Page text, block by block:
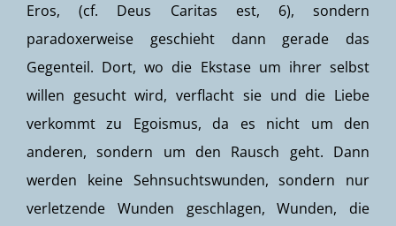
Eros, (cf. Deus Caritas est, 6), sondern
paradoxerweise geschieht dann gerade das
Gegenteil. Dort, wo die Ekstase um ihrer selbst
willen gesucht wird, verflacht sie und die Liebe
verkommt zu Egoismus, da es nicht um den
anderen, sondern um den Rausch geht. Dann
werden keine Sehnsuchtswunden, sondern nur
verletzende Wunden geschlagen, Wunden, die